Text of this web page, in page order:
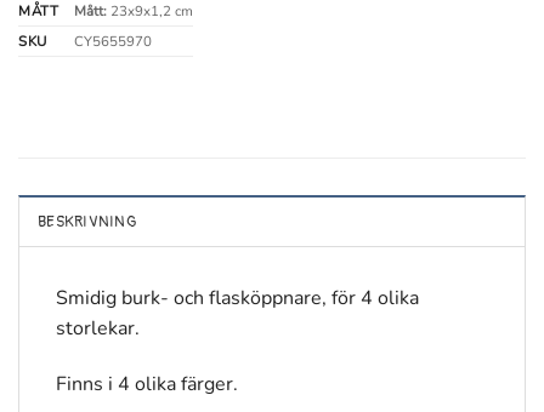
MÅTT Mått:23x9x1,2 cm
SKU
CY5655970
BESKRIVNING
Smidig burk- och flasköppnare, för 4 olika
storlekar.
Finns i 4 olika färger.